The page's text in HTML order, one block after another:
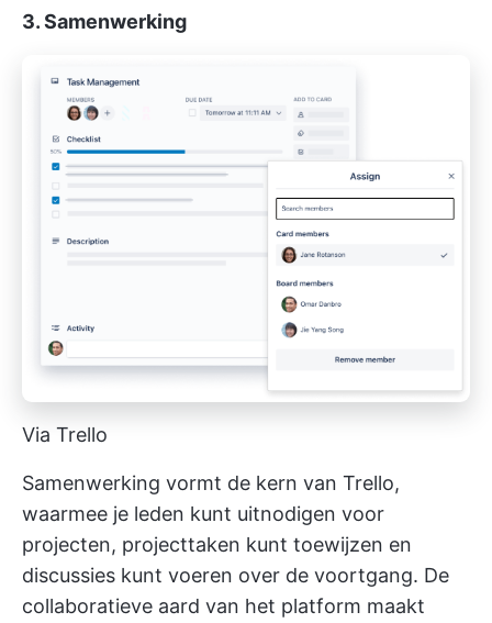
3. Samenwerking
Via Trello
Samenwerking vormt de kern van Trello,
waarmee je leden kunt uitnodigen voor
projecten, projecttaken kunt toewijzen en
discussies kunt voeren over de voortgang. De
collaboratieve aard van het platform maakt